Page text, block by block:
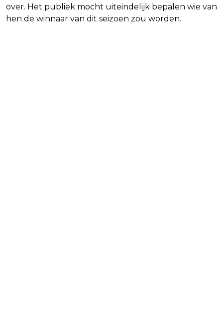
over. Het publiek mocht uiteindelijk bepalen wie van
hen de winnaar van dit seizoen zou worden.